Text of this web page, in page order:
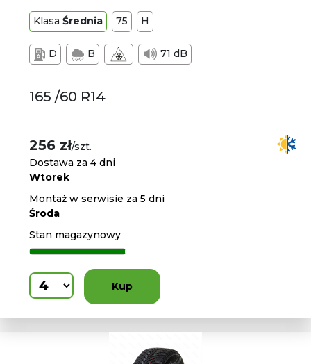
KlasaŚrednia 75 H
D B 71 dB
165 /60 R14
256 zł/szt.
Dostawa za 4 dni
Wtorek
Montaż w serwisie za 5 dni
Środa
Stan magazynowy
Kup